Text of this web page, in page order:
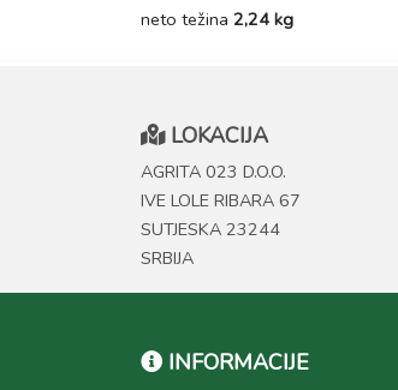
neto težina 2,24 kg
LOKACIJA
AGRITA 023 D.O.O.
IVE LOLE RIBARA 67
SUTJESKA 23244
SRBIJA
INFORMACIJE